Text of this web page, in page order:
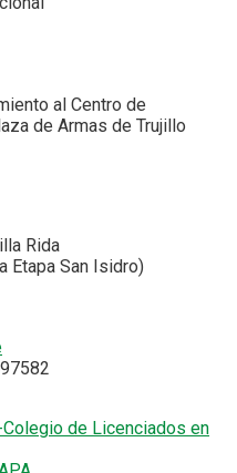
al Centro de
de Armas de Trujillo
Rida
Etapa San Isidro)
de Licenciados en